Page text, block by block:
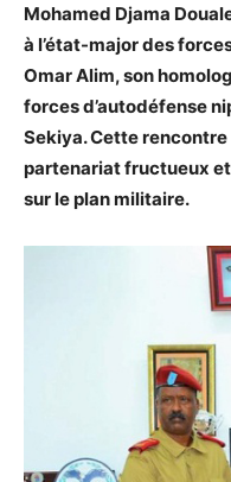
Mohamed Djama
à l’état-major des
Omar Alim, son
forces d’autodéfense
Sekiya. Cette rencontre
partenariat fructueux
sur le plan militaire.